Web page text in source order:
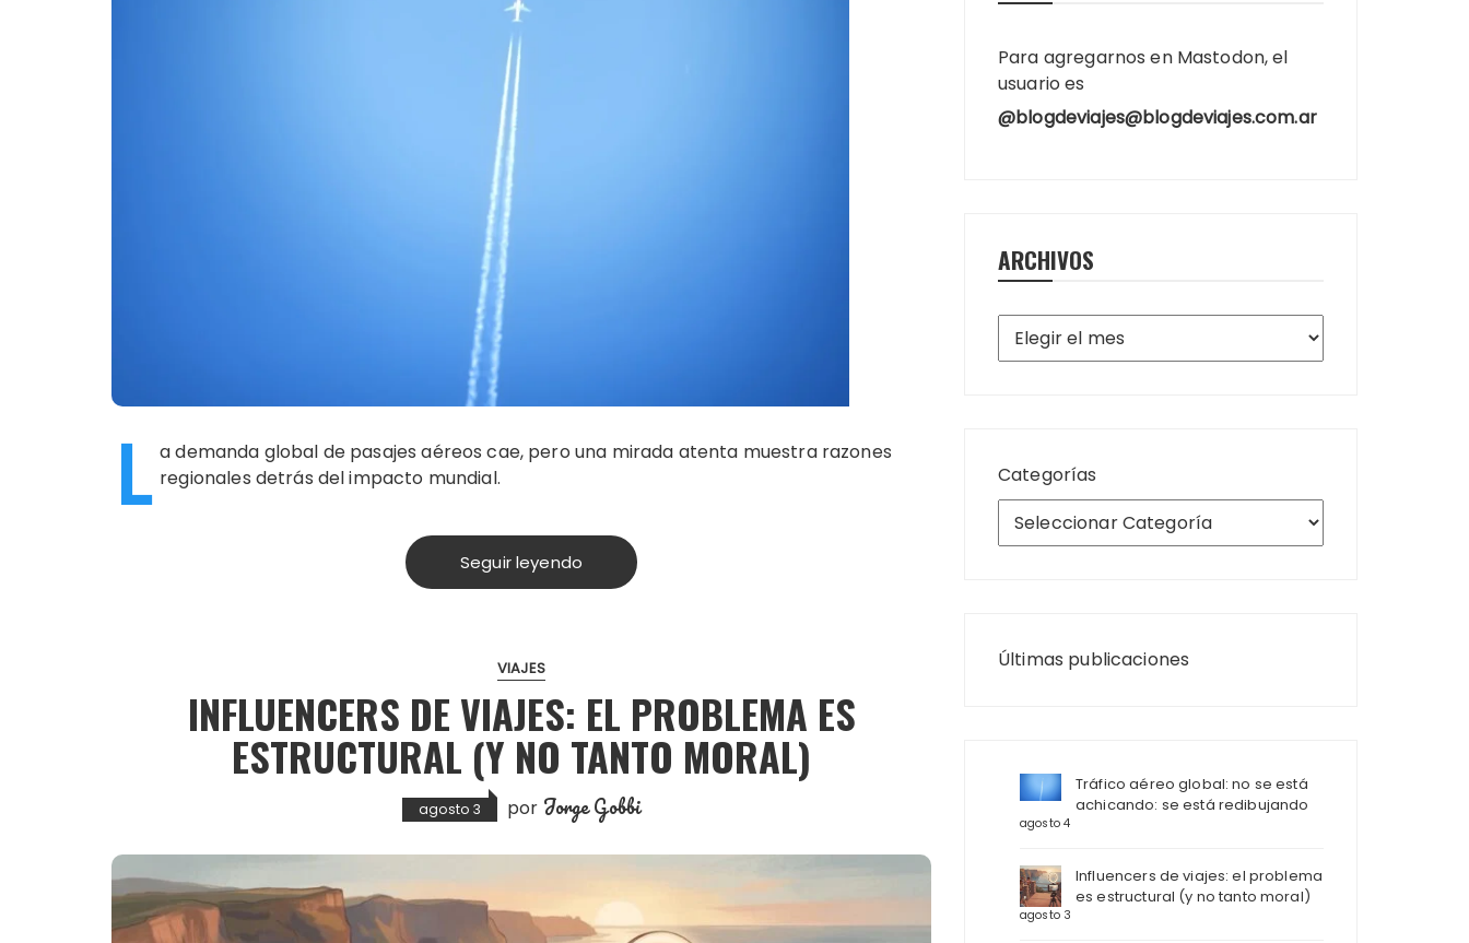
L a demanda global de pasajes aéreos cae, pero una mirada atenta muestra razones
regionales detrás del impacto mundial.
Seguir leyendo
VIAJES
INFLUENCERS DE VIAJES: EL PROBLEMA ES
ESTRUCTURAL (Y NO TANTO MORAL)
agosto 3 por Jorge Gobbi
Para agregarnos en Mastodon, el
usuario es
@blogdeviajes@blogdeviajes.com.ar
ARCHIVOS
Archivos
Categorías
Últimas publicaciones
Tráfico aéreo global: no se está
achicando: se está redibujando
agosto 4
Influencers de viajes: el problema
es estructural (y no tanto moral)
agosto 3